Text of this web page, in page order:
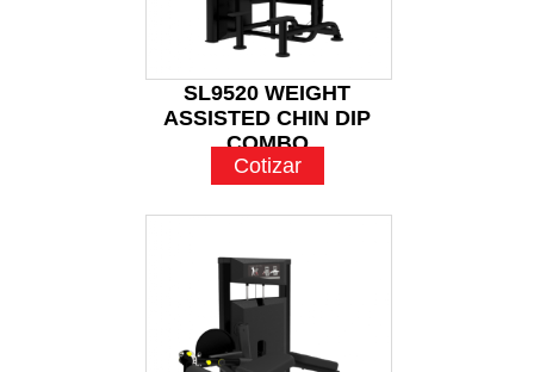
SL9520 WEIGHT
ASSISTED CHIN DIP
COMBO
Cotizar